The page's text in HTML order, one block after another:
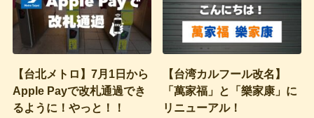
【台北メトロ】7月1日から
Apple Payで改札通過でき
るように！やっと！！
【台湾カルフール改名】
「萬家福」と「樂家康」に
リニューアル！